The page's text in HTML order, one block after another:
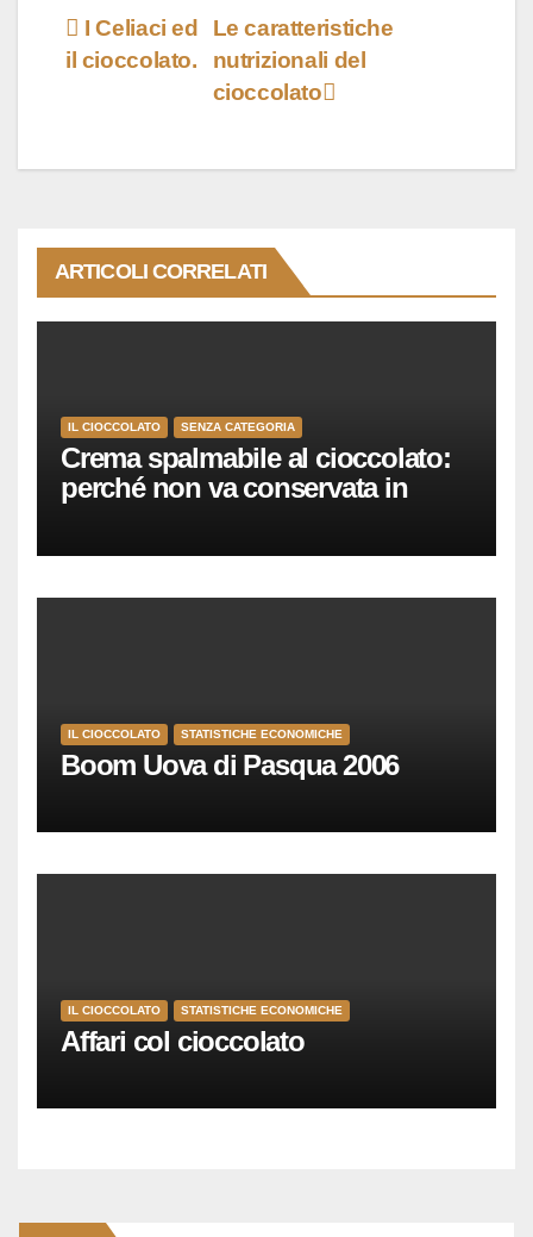
NavigazioneLe caratteristiche
nutrizionali del
cioccolato
I Celiaci ed
il cioccolato.
ARTICOLI CORRELATI
IL CIOCCOLATO SENZA CATEGORIA
Crema spalmabile al cioccolato:
perché non va conservata in
IL CIOCCOLATO STATISTICHE ECONOMICHE
Boom Uova di Pasqua 2006
IL CIOCCOLATO STATISTICHE ECONOMICHE
Affari col cioccolato